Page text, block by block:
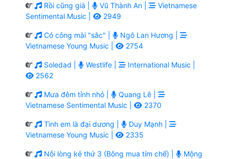
Rồi cũng già | Vũ Thành An |
Vietnamese
Sentimental Music |
2949
Có công mài "sắc" |
Ngô Lan Hương |
Vietnamese Young Music |
2754
Soledad | Westlife |
International Music |
2562
Mưa đêm tỉnh nhỏ |
Quang Lê |
Vietnamese Sentimental Music |
2370
Tình em là đại dương |
Duy Mạnh |
Vietnamese Young Music |
2335
Nỗi lòng kẻ thứ 3 (Bông mua tím chế) |
Mộng